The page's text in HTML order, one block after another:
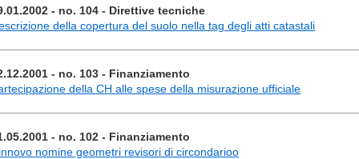
- no. 104 - Direttive tecniche
della copertura del suolo nella tag degli atti catastali
- no. 103 - Finanziamento
della CH alle spese della misurazione ufficiale
- no. 102 - Finanziamento
nomine geometri revisori di circondarioo